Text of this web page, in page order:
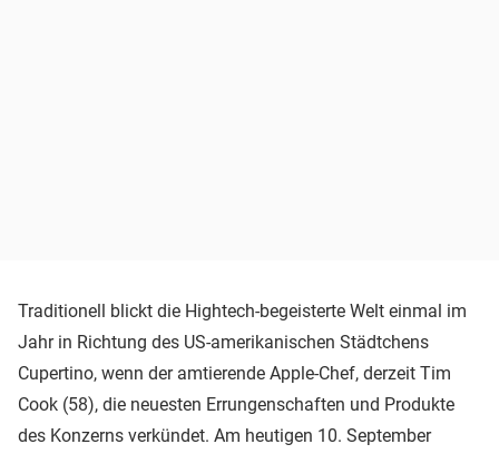
Traditionell blickt die Hightech-begeisterte Welt einmal im
Jahr in Richtung des US-amerikanischen Städtchens
Cupertino, wenn der amtierende Apple-Chef, derzeit Tim
Cook (58), die neuesten Errungenschaften und Produkte
des Konzerns verkündet. Am heutigen 10. September